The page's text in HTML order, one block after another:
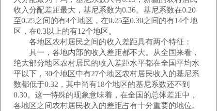
收入分配差距最大，基尼系数为0.36。基尼系数在0.20
至0.25之间的有4个地区，在0.25至0.30之间的有14个地
区，在0.3以上的有12个地区。
各地区农村居民之间的收入差距具有两个特征：
其一，各地内部的收入差距都不大。从全国来看，
绝大部分地区农村居民的收入差距水平都在全国平均水
平以下，30个地区中有27个地区农村居民收入的基尼系
数都低于0.32，其中尚有18个地区的基尼系数还不到
0.30。这一特殊的现象意味着，在全国的总体差距中，
各地区之间农村居民收入的差距占有十分重要的地位。